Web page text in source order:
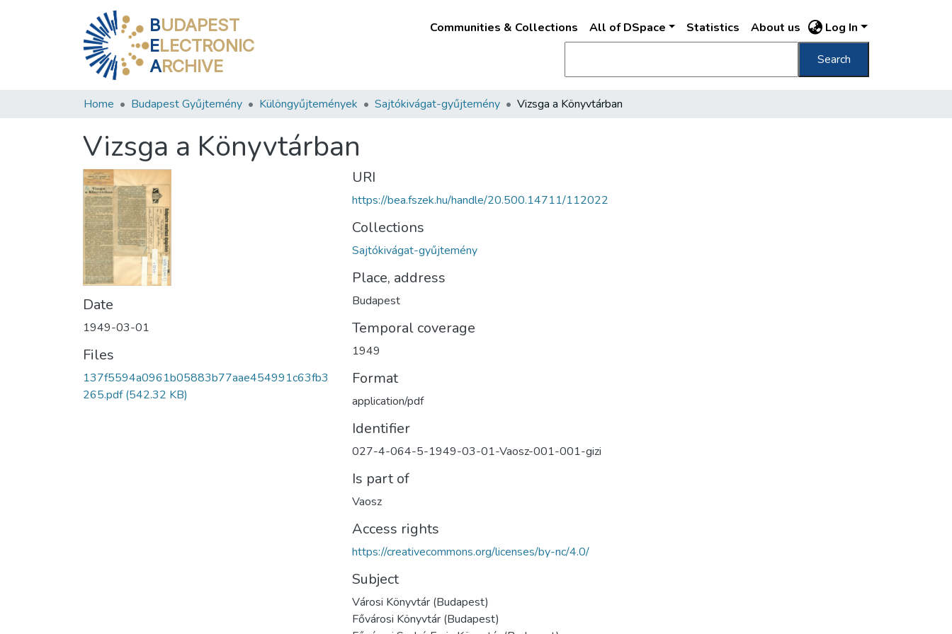
BUDAPEST
ELECTRONIC
ARCHIVE
Communities & Collections All of DSpace Statistics About us Log In
Search
Home Budapest Gyűjtemény Különgyűjtemények Sajtókivágat-gyűjtemény Vizsga a Könyvtárban
Vizsga a Könyvtárban
Date
1949-03-01
Files
137f5594a0961b05883b77aae454991c63fb3
265.pdf(542.32 KB)
URI
https://bea.fszek.hu/handle/20.500.14711/112022
Collections
Sajtókivágat-gyűjtemény
Place, address
Budapest
Temporal coverage
1949
Format
application/pdf
Identifier
027-4-064-5-1949-03-01-Vaosz-001-001-gizi
Is part of
Vaosz
Access rights
https://creativecommons.org/licenses/by-nc/4.0/
Subject
Városi Könyvtár (Budapest)
Fővárosi Könyvtár (Budapest)